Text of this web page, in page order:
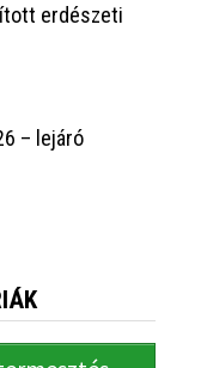
erdészeti
– lejáró